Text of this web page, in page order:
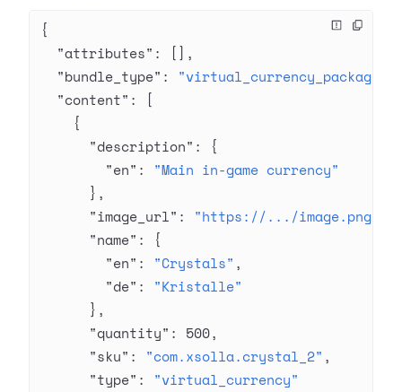
{
  "attributes"
: [],
  "bundle_type"
: "virtual_currency_package"
  "content"
: [
    {
      "description"
: {
        "en"
: "Main in-game currency"
      },
      "image_url"
: "https://.../image.png"
      "name"
: {
        "en"
: "Crystals" ,
        "de"
: "Kristalle"
      },
      "quantity"
: 500,
      "sku"
: "com.xsolla.crystal_2" ,
      "type"
: "virtual_currency"